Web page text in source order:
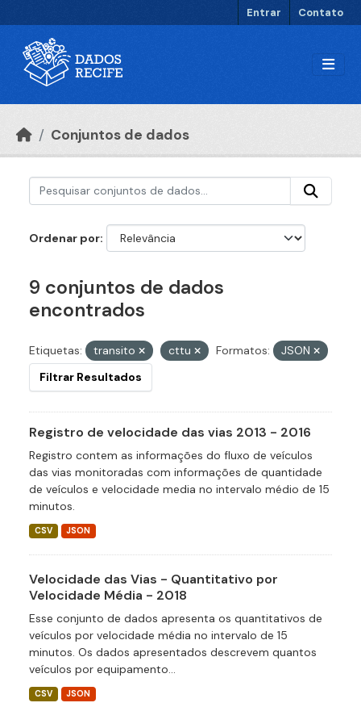
Entrar Contato
Conjuntos de dados
Ordenar por
9 conjuntos de dados
encontrados
Etiquetas: transito cttu Formatos:
JSON
Filtrar Resultados
Registro de velocidade das vias 2013 - 2016
Registro contem as informações do fluxo de veículos
das vias monitoradas com informações de quantidade
de veículos e velocidade media no intervalo médio de 15
minutos.
CSV JSON
Velocidade das Vias - Quantitativo por
Velocidade Média - 2018
Esse conjunto de dados apresenta os quantitativos de
veículos por velocidade média no intervalo de 15
minutos. Os dados apresentados descrevem quantos
veículos por equipamento...
CSV JSON